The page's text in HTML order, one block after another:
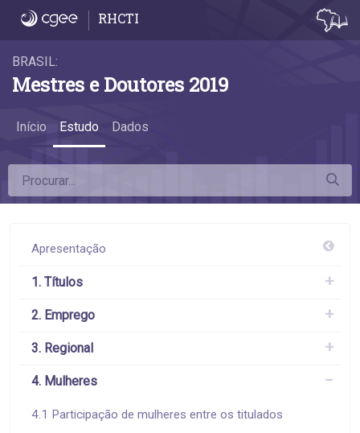
4.9 Diferença da remuneração das
RHCTI
BRASIL:
Mestres e Doutores 2019
Início Estudo Dados
Apresentação
1. Títulos
2. Emprego
3. Regional
4. Mulheres
4.1 Participação de mulheres entre os titulados